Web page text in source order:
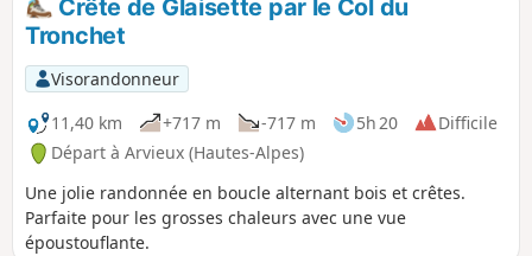
Crête de Glaisette par le Col du
Tronchet
Visorandonneur
11,40 km
+717 m -717 m 5h 20
Difficile
Départ à Arvieux (Hautes-Alpes)
Une jolie randonnée en boucle alternant bois et crêtes.
Parfaite pour les grosses chaleurs avec une vue
époustouflante.